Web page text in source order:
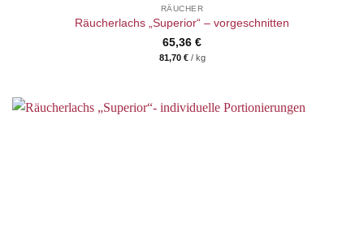
RÄUCHER
Räucherlachs „Superior“ – vorgeschnitten
65,36 €
81,70 €/ kg